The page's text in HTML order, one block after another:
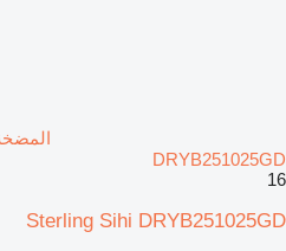
DRYB251025GD
16
Sterling Sihi DRYB251025GD